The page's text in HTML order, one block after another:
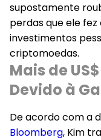
supostamente
perdas que ele
investimentos
criptomoedas.
Mais de
Devido à
De acordo com a
Bloomberg, Kim